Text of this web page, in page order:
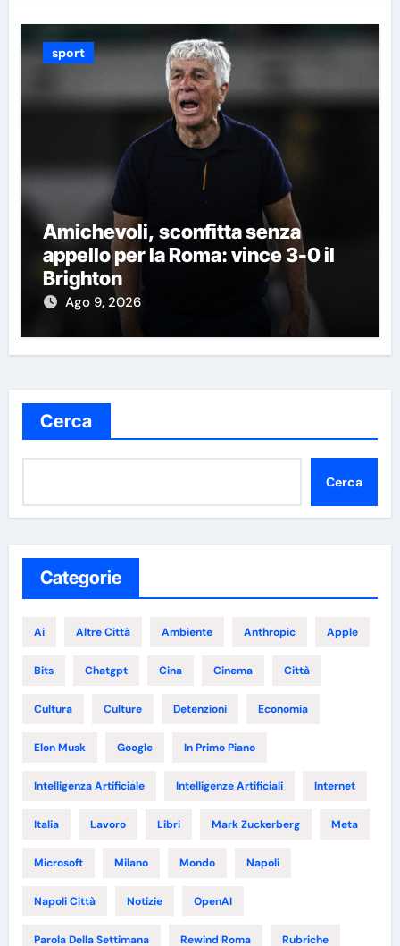
sport
Amichevoli, sconfitta senza
appello per la Roma: vince 3-0 il
Brighton
Ago 9, 2026
Cerca
Cerca
Categorie
Ai Altre Città Ambiente Anthropic Apple
Bits Chatgpt Cina Cinema Città
Cultura Culture Detenzioni Economia
Elon Musk Google In Primo Piano
Intelligenza Artificiale Intelligenze Artificiali Internet
Italia Lavoro Libri Mark Zuckerberg Meta
Microsoft Milano Mondo Napoli
Napoli Città Notizie OpenAI
Parola Della Settimana Rewind Roma Rubriche